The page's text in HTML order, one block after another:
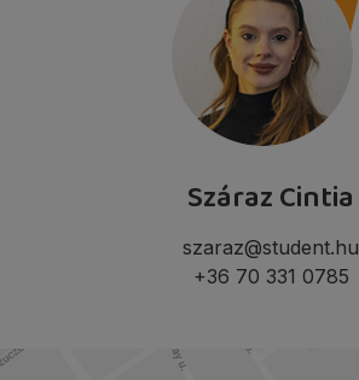
Száraz Cintia
szaraz@student.hu
+36 70 331 0785